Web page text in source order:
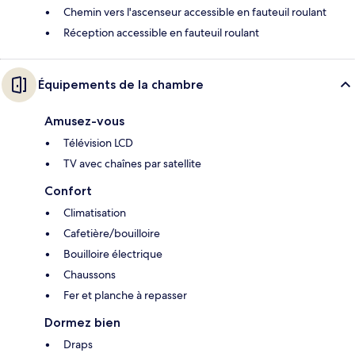
Chemin vers l'ascenseur accessible en fauteuil roulant
Réception accessible en fauteuil roulant
Équipements de la chambre
Amusez-vous
Télévision LCD
TV avec chaînes par satellite
Confort
Climatisation
Cafetière/bouilloire
Bouilloire électrique
Chaussons
Fer et planche à repasser
Dormez bien
Draps